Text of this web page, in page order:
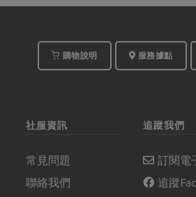
購物說明 服務據點
社服資訊
常見問題
聯絡我們
追蹤我們
訂閱電
追蹤